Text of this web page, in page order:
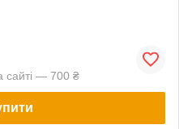
сайті — 700 ₴